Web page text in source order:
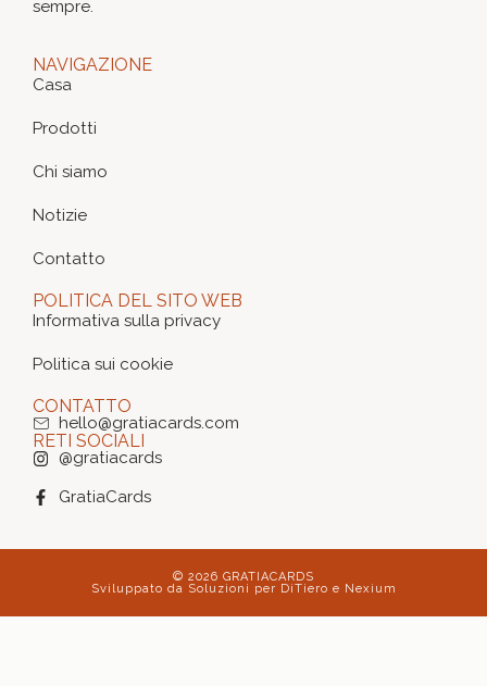
sempre.
NAVIGAZIONE
Casa
Prodotti
Chi siamo
Notizie
Contatto
POLITICA DEL SITO WEB
Informativa sulla privacy
Politica sui cookie
CONTATTO
hello@gratiacards.com
RETI SOCIALI
@gratiacards
GratiaCards
© 2026 GRATIACARDS
Sviluppato da Soluzioni per DiTiero e Nexium